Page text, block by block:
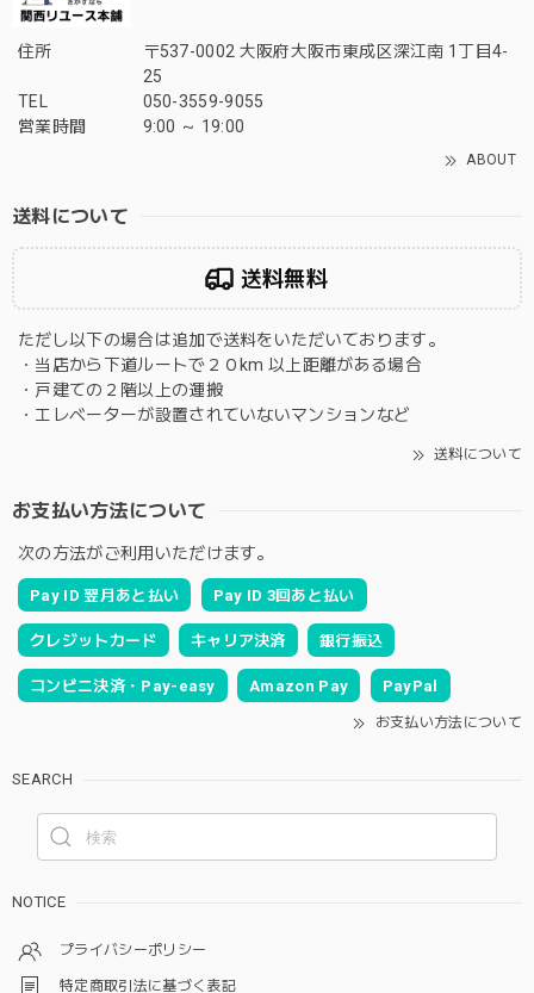
住所
〒537-0002 大阪府大阪市東成区深江南 1丁目4-
25
TEL
050-3559-9055
営業時間
9:00 ～ 19:00
ABOUT
送料について
送料無料
ただし以下の場合は追加で送料をいただいております。
・当店から下道ルートで２０km 以上距離がある場合
・戸建ての２階以上の運搬
・エレベーターが設置されていないマンションなど
送料について
お支払い方法について
次の方法がご利用いただけます。
Pay ID 翌月あと払い Pay ID 3回あと払い
クレジットカード キャリア決済 銀行振込
コンビニ決済・Pay-easy Amazon Pay PayPal
お支払い方法について
SEARCH
NOTICE
プライバシーポリシー
特定商取引法に基づく表記